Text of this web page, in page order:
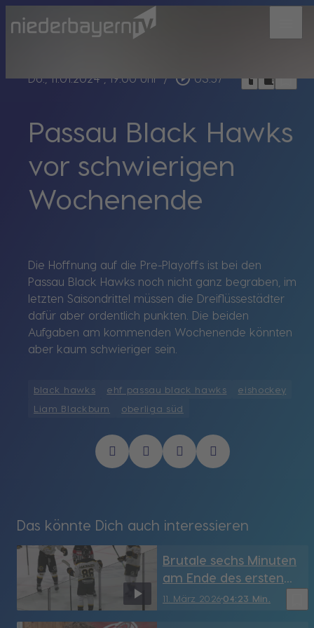
Do., 11.01.2024, 19:00 Uhr / play_circle_outline 03:57 headphoneschrome_reader_modebookmark_border
Passau Black Hawks
vor schwierigen
Wochenende
Die Hoffnung auf die Pre-Playoffs ist bei den
Passau Black Hawks noch nicht ganz begraben, im
letzten Saisondrittel müssen die Dreiflüssestädter
dafür aber ordentlich punkten. Die beiden
Aufgaben am kommenden Wochenende könnten
aber kaum schwieriger sein.
black hawks ehf passau black hawks
eishockey
Liam Blackburn
oberliga süd
Das könnte Dich auch interessieren
11. März 202604:23 Min.
Brutale sechs Minuten
am Ende des ersten
Drittels: Passau Black
Hawks verlieren auch